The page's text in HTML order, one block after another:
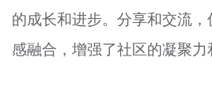
的成长和进步。分享和交流
感融合，增强了社区的凝聚力